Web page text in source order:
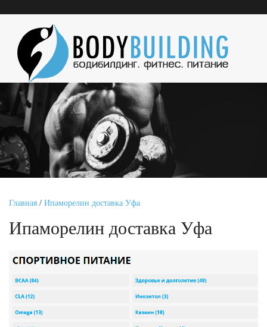
Главная / Ипаморелин доставка Уфа
Ипаморелин доставка Уфа